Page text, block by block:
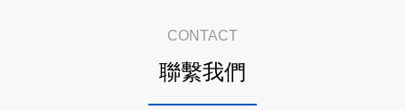
CONTACT
聯繫我們